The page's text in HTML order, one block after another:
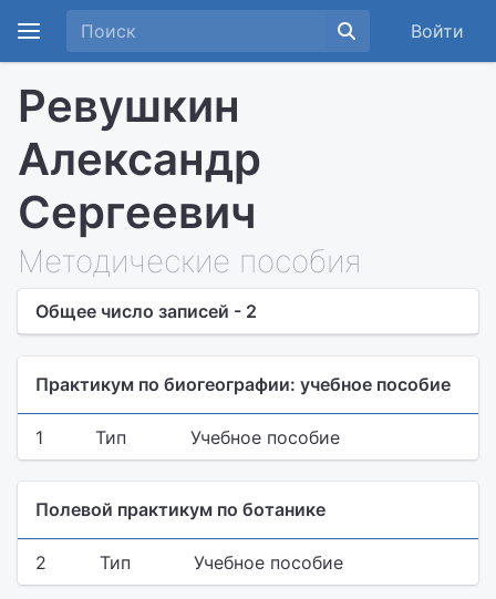
Войти
Ревушкин
Александр
Сергеевич
Методические пособия
Общее число записей - 2
Практикум по биогеографии: учебное пособие
1 Тип Учебное пособие
Полевой практикум по ботанике
2 Тип Учебное пособие